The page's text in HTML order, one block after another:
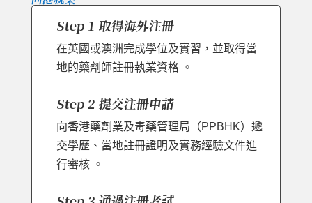
Step 1 取得海外注冊
在英國或澳洲完成學位及實習，並取得當
地的藥劑師註冊執業資格 。
Step 2 提交注冊申請
向香港藥劑業及毒藥管理局（PPBHK）遞
交學歷、當地註冊證明及實務經驗文件進
行審核 。